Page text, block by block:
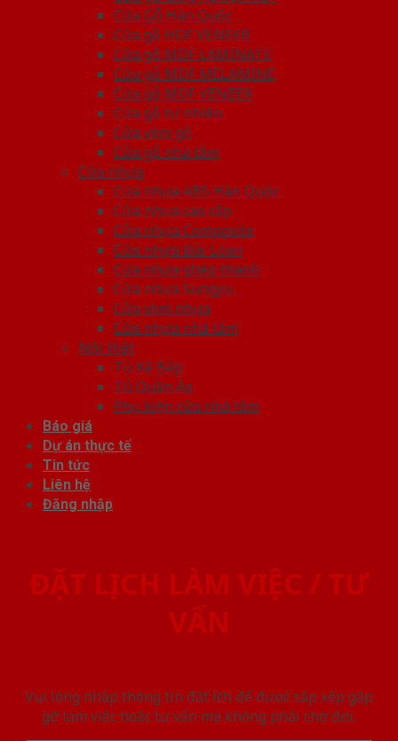
Cửa Gỗ Hàn Quốc
Cửa gỗ HDF VENEER
Cửa gỗ MDF LAMINATE
Cửa gỗ MDF MELAMINE
Cửa gỗ MDF VENEER
Cửa gỗ tự nhiên
Cửa vòm gỗ
Cửa gỗ nhà tắm
Cửa nhựa
Cửa nhựa ABS Hàn Quốc
Cửa nhựa cao cấp
Cửa nhựa Composite
Cửa nhựa Đài Loan
Cửa nhựa ghép thanh
Cửa nhựa Sungyu
Cửa vòm nhựa
Cửa nhựa nhà tắm
Nội thất
Tủ Kệ Bếp
Tủ Quần Áo
Phụ kiện cửa nhà tắm
Báo giá
Dự án thực tế
Tin tức
Liên hệ
Đăng nhập
ĐẶT LỊCH LÀM VIỆC / TƯ
VẤN
Vui lòng nhập thông tin đặt lịch để được sắp xếp gặp
gỡ làm việc hoăc tư vấn mà không phải chờ đợi.